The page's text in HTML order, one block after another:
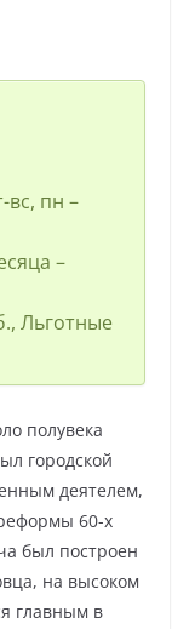
вс, пн –
–
Льготные
полувека
городской
деятелем,
60-х
был построен
на высоком
главным в